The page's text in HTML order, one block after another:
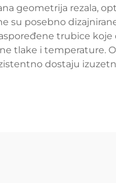
geometrija rezala,
su posebno
trubice koje
tlake i temperature.
dostaju